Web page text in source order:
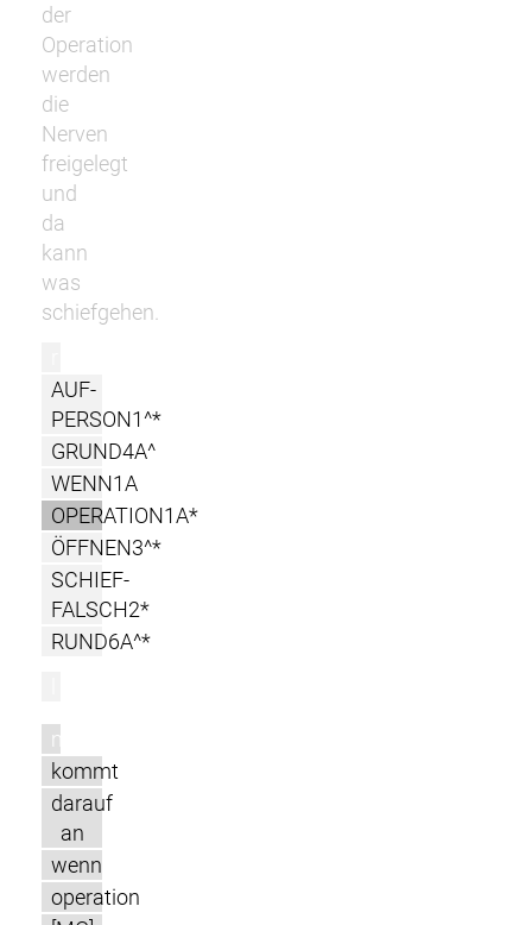
der
Operation
werden
die
Nerven
freigelegt
und
da
kann
was
schiefgehen.
AUF-
PERSON1^*
GRUND4A^
WENN1A
OPERATION1A*
ÖFFNEN3^*
SCHIEF-
FALSCH2*
RUND6A^*
m
kommt
darauf
an
wenn
operation